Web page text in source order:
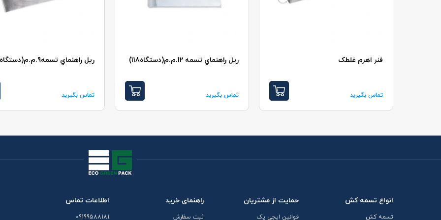
فنر اهرم غلطک
تماس بگیرید
ريل راهنماي تسمه 12.م.م(دستگاه118)
تماس بگیرید
ريل راهنماي تسمه9.م.م(دستگاه118)
تماس بگیرید
انواع تسمه کش
تسمه کش
حمایت از مشتریان
قوانین ایجی پک
راهنمای خرید
ثبت سفارش
اطلاعات تماس
09199588181